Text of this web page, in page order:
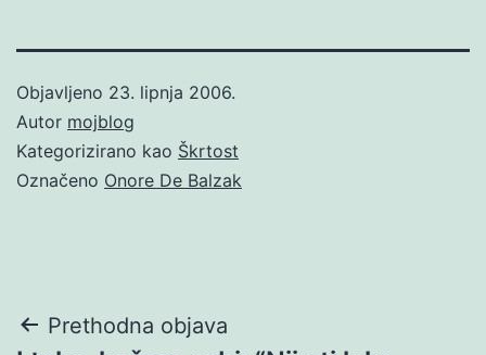
Objavljeno 23. lipnja 2006.
Autor mojblog
Kategorizirano kao Škrtost
Označeno Onore De Balzak
Navigacija
Prethodna objava